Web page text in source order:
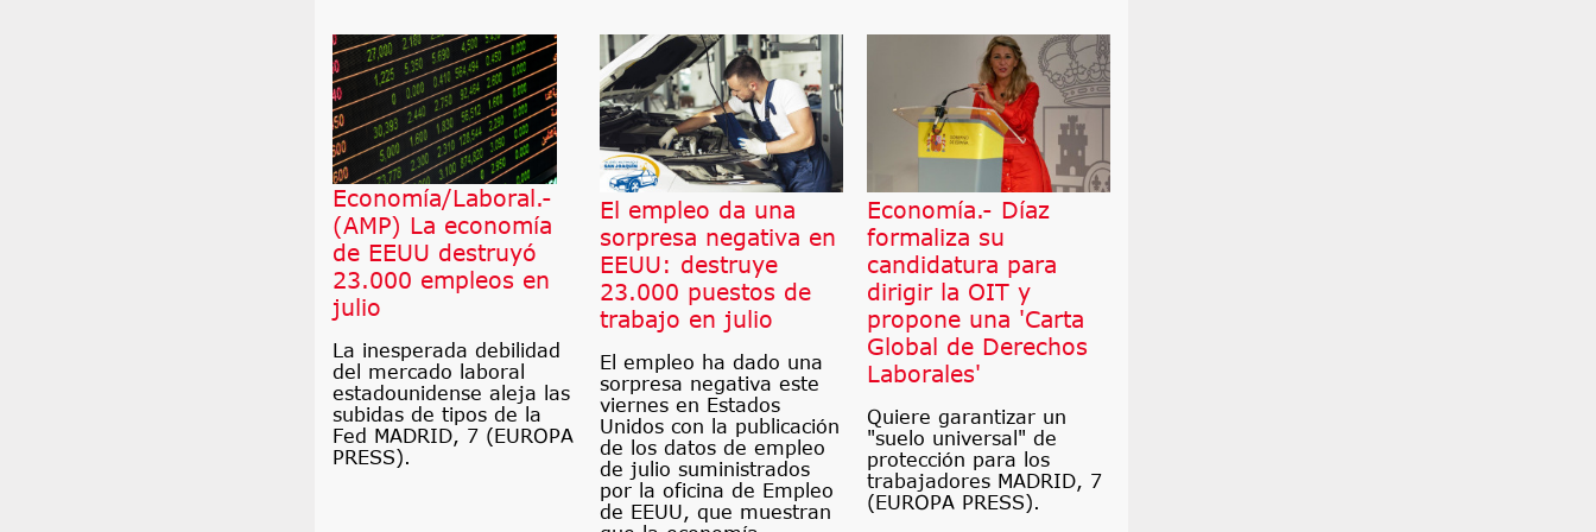
Economía/Laboral.-
(AMP) La economía
de EEUU destruyó
23.000 empleos en
julio
La inesperada debilidad
del mercado laboral
estadounidense aleja las
subidas de tipos de la
Fed MADRID, 7 (EUROPA
PRESS).
El empleo da una
sorpresa negativa en
EEUU: destruye
23.000 puestos de
trabajo en julio
El empleo ha dado una
sorpresa negativa este
viernes en Estados
Unidos con la publicación
de los datos de empleo
de julio suministrados
por la oficina de Empleo
de EEUU, que muestran
Economía.- Díaz
formaliza su
candidatura para
dirigir la OIT y
propone una 'Carta
Global de Derechos
Laborales'
Quiere garantizar un
"suelo universal" de
protección para los
trabajadores MADRID, 7
(EUROPA PRESS).